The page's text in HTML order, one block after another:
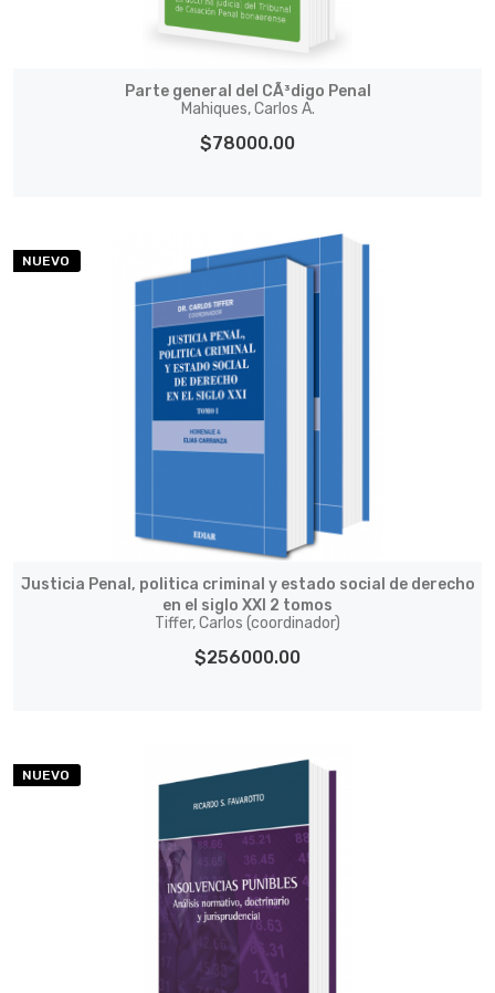
Parte general del CÃ³digo Penal
Mahiques, Carlos A.
$78000.00
NUEVO
Justicia Penal, politica criminal y estado social de derecho
en el siglo XXI 2 tomos
Tiffer, Carlos (coordinador)
$256000.00
NUEVO